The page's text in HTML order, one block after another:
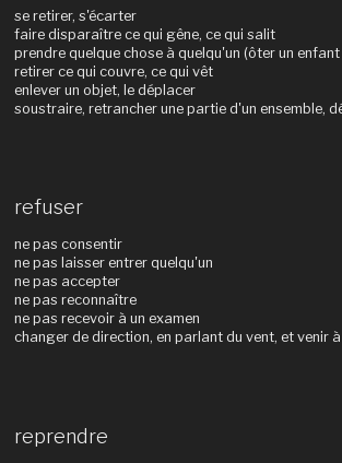
se retirer, s'écarter
faire disparaître ce qui gêne, ce qui salit
prendre quelque chose à quelqu'un (ôter un enfant
retirer ce qui couvre, ce qui vêt
enlever un objet, le déplacer
soustraire, retrancher une partie d'un ensemble,
refuser
ne pas consentir
ne pas laisser entrer quelqu'un
ne pas accepter
ne pas reconnaître
ne pas recevoir à un examen
changer de direction, en parlant du vent, et venir
reprendre